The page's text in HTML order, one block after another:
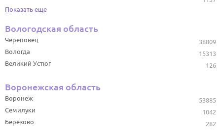
Показать еще
Вологодская область
38809
Череповец
15313
Вологда
126
Великий Устюг
Воронежская область
53885
Воронеж
1042
Семилуки
282
Березово